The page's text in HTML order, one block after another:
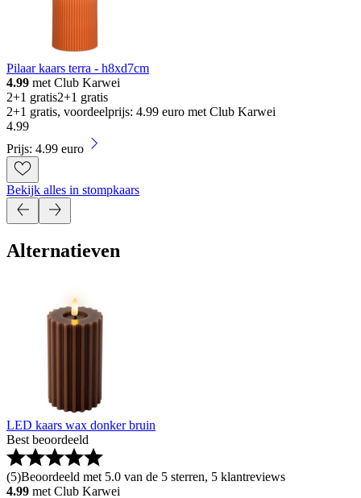
Pilaar kaars terra - h8xd7cm
4.99 met Club Karwei
2+1 gratis2+1 gratis
2+1 gratis, voordeelprijs: 4.99 euro met Club Karwei
4.99
Prijs: 4.99 euro
Bekijk alles in stompkaars
Alternatieven
LED kaars wax donker bruin
Best beoordeeld
(5)Beoordeeld met 5.0 van de 5 sterren, 5 klantreviews
4.99 met Club Karwei